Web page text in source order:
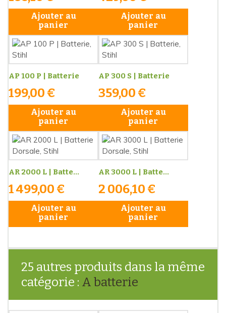
Ajouter au
panier
Ajouter au
panier
AP 100 P | Batterie
199,00 €
Ajouter au
panier
AP 300 S | Batterie
359,00 €
Ajouter au
panier
AR 2000 L | Batte...
1 499,00 €
Ajouter au
panier
AR 3000 L | Batte...
2 006,10 €
Ajouter au
panier
25 autres produits dans la même
catégorie :
A batterie